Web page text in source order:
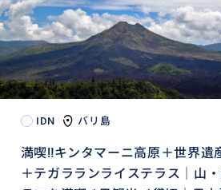
IDN バリ島
満喫‼️キンタマーニ高原＋世界遺
＋テガラランライステラス｜山